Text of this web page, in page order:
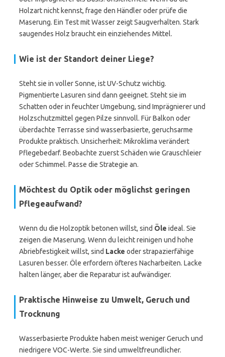
Holzart nicht kennst, frage den Händler oder prüfe die
Maserung. Ein Test mit Wasser zeigt Saugverhalten. Stark
saugendes Holz braucht ein einziehendes Mittel.
Wie ist der Standort deiner Liege?
Steht sie in voller Sonne, ist UV-Schutz wichtig.
Pigmentierte Lasuren sind dann geeignet. Steht sie im
Schatten oder in feuchter Umgebung, sind Imprägnierer und
Holzschutzmittel gegen Pilze sinnvoll. Für Balkon oder
überdachte Terrasse sind wasserbasierte, geruchsarme
Produkte praktisch. Unsicherheit: Mikroklima verändert
Pflegebedarf. Beobachte zuerst Schäden wie Grauschleier
oder Schimmel. Passe die Strategie an.
Möchtest du Optik oder möglichst geringen
Pflegeaufwand?
Wenn du die Holzoptik betonen willst, sind Öle ideal. Sie
zeigen die Maserung. Wenn du leicht reinigen und hohe
Abriebfestigkeit willst, sind Lacke oder strapazierfähige
Lasuren besser. Öle erfordern öfteres Nacharbeiten. Lacke
halten länger, aber die Reparatur ist aufwändiger.
Praktische Hinweise zu Umwelt, Geruch und
Trocknung
Wasserbasierte Produkte haben meist weniger Geruch und
niedrigere VOC-Werte. Sie sind umweltfreundlicher.